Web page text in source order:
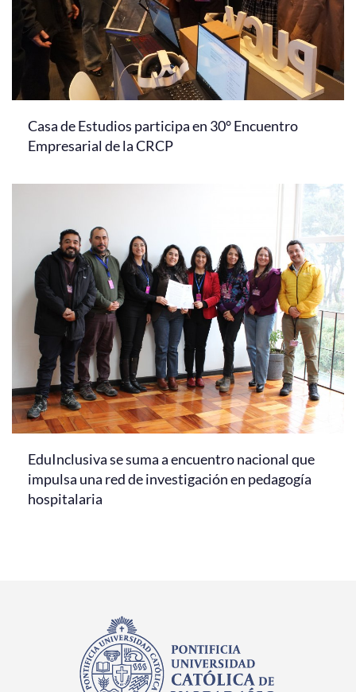
Casa de Estudios participa en 30° Encuentro
Empresarial de la CRCP
EduInclusiva se suma a encuentro nacional que
impulsa una red de investigación en pedagogía
hospitalaria